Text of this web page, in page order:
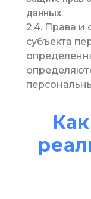
данных.
2.4. Права и
субъекта